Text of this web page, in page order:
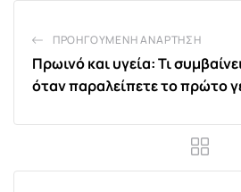
ΠΡΟΗΓΟΎΜΕΝΗ ΑΝΆΡΤΗΣΗ
Πρωινό και υγεία: Τι
όταν παραλείπετε το πρώτο